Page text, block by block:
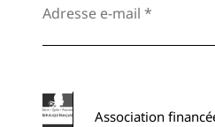
Association